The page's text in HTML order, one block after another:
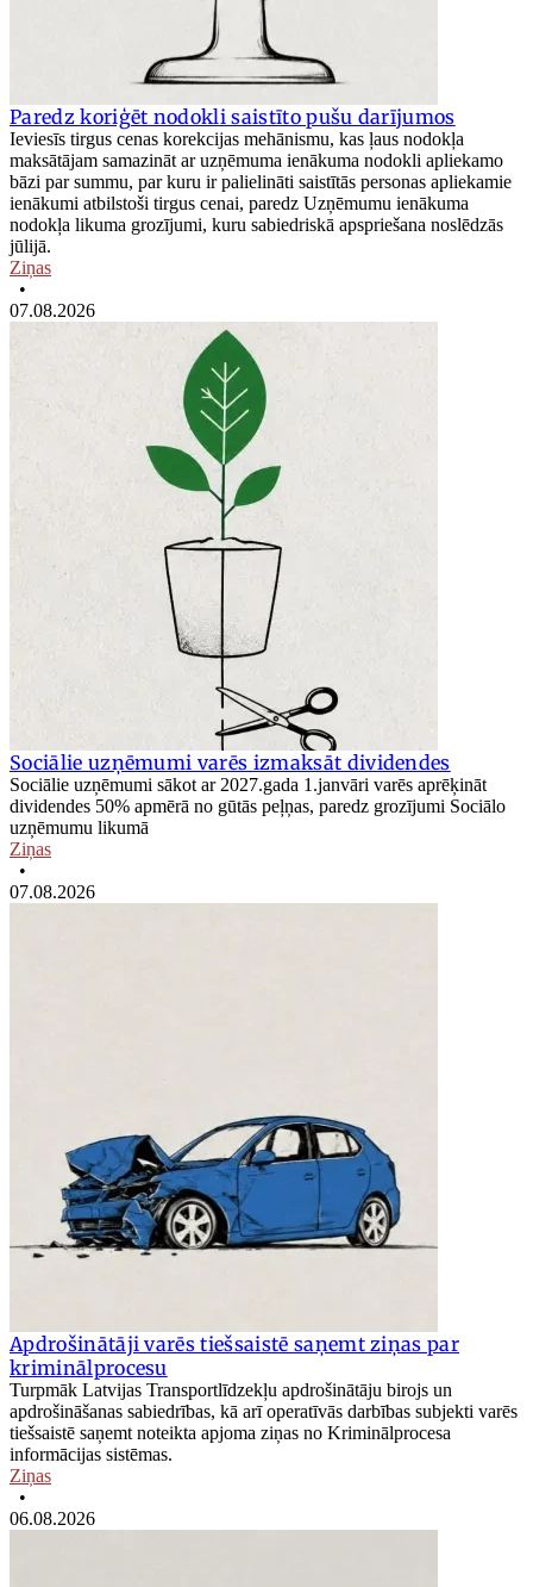
Paredz koriģēt nodokli saistīto pušu darījumos
Ieviesīs tirgus cenas korekcijas mehānismu, kas ļaus nodokļa
maksātājam samazināt ar uzņēmuma ienākuma nodokli apliekamo
bāzi par summu, par kuru ir palielināti saistītās personas apliekamie
ienākumi atbilstoši tirgus cenai, paredz Uzņēmumu ienākuma
nodokļa likuma grozījumi, kuru sabiedriskā apspriešana noslēdzās
jūlijā.
Ziņas
•
07.08.2026
Sociālie uzņēmumi varēs izmaksāt dividendes
Sociālie uzņēmumi sākot ar 2027.gada 1.janvāri varēs aprēķināt
dividendes 50% apmērā no gūtās peļņas, paredz grozījumi Sociālo
uzņēmumu likumā
Ziņas
•
07.08.2026
Apdrošinātāji varēs tiešsaistē saņemt ziņas par
kriminālprocesu
Turpmāk Latvijas Transportlīdzekļu apdrošinātāju birojs un
apdrošināšanas sabiedrības, kā arī operatīvās darbības subjekti varēs
tiešsaistē saņemt noteikta apjoma ziņas no Kriminālprocesa
informācijas sistēmas.
Ziņas
•
06.08.2026